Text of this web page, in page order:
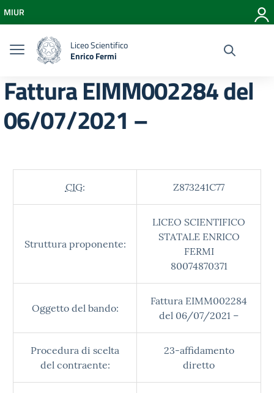
Vai al menu di navigazione
Vai al footer
MIUR
Liceo Scientifico
Enrico Fermi
Fattura EIMM002284 del
06/07/2021 –
CIG: Z873241C77
Struttura proponente:
LICEO SCIENTIFICO
STATALE ENRICO
FERMI
80074870371
Oggetto del bando:
Fattura EIMM002284
del 06/07/2021 –
Procedura di scelta
del contraente:
23-affidamento
diretto